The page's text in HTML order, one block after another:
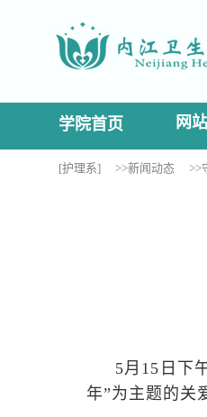
网
学院首页
[护理系] >>新闻动态 >>
5月15日下
年”为主题的关